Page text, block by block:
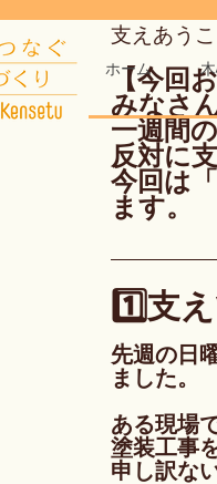
ホーム
支えあう
【今回
みなさ
一週間
反対に
今回は
ます。
1️⃣支
先週の日
ました。
ある現場
塗装工事
申し訳な